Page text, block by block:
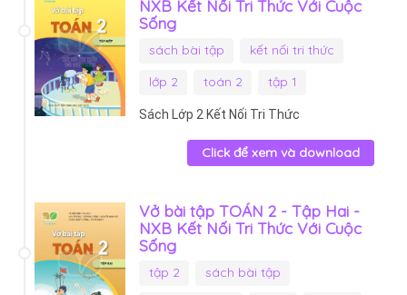
NXB Kết Nối Tri Thức Với Cuộc
Sống
sách bài tập
kết nối tri thức
lớp 2
toán 2 tập 1
Sách Lớp 2 Kết Nối Tri Thức
Click để xem và download
Vở bài tập TOÁN 2 - Tập Hai -
NXB Kết Nối Tri Thức Với Cuộc
Sống
tập 2
sách bài tập